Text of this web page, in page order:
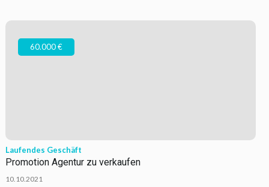
60.000 €
Laufendes Geschäft
Promotion Agentur zu verkaufen
10.10.2021